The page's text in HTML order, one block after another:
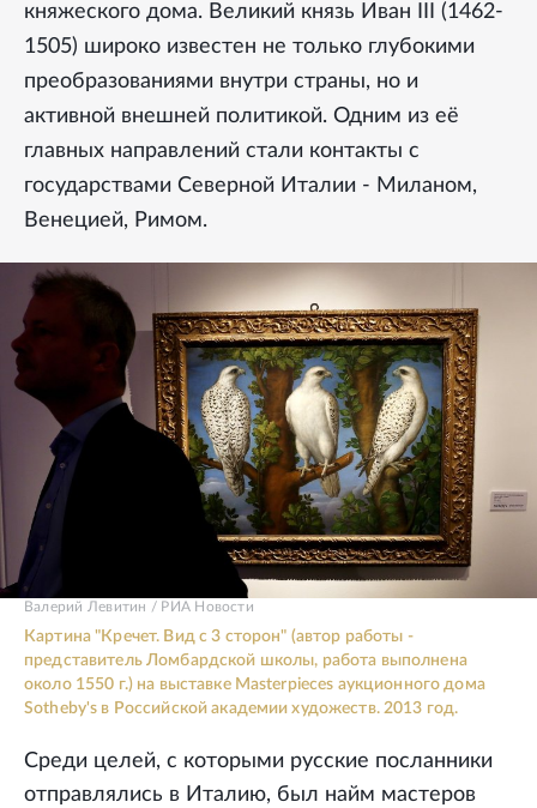
княжеского дома. Великий князь Иван III (1462-
1505) широко известен не только глубокими
преобразованиями внутри страны, но и
активной внешней политикой. Одним из её
главных направлений стали контакты с
государствами Северной Италии - Миланом,
Венецией, Римом.
Валерий Левитин / РИА Новости
Картина "Кречет. Вид с 3 сторон" (автор работы -
представитель Ломбардской школы, работа выполнена
около 1550 г.) на выставке Masterpieces аукционного дома
Sotheby's в Российской академии художеств. 2013 год.
Среди целей, с которыми русские посланники
отправлялись в Италию, был найм мастеров